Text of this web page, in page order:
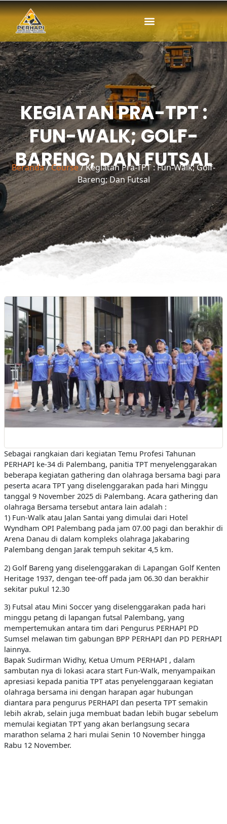
Lewati
ke
konten
KEGIATAN PRA-TPT :
FUN-WALK; GOLF-
BARENG; DAN FUTSAL
Beranda/Course/ Kegiatan Pra-TPT : Fun-Walk; Golf-
Bareng; Dan Futsal
Kegiatan Pra-TPT : Fun-Walk;
Golf-Bareng; Dan Futsal
Sebagai rangkaian dari kegiatan Temu Profesi Tahunan
PERHAPI ke-34 di Palembang, panitia TPT menyelenggarakan
beberapa kegiatan gathering dan olahraga bersama bagi para
peserta acara TPT yang diselenggarakan pada hari Minggu
tanggal 9 November 2025 di Palembang. Acara gathering dan
olahraga Bersama tersebut antara lain adalah :
1) Fun-Walk atau Jalan Santai yang dimulai dari Hotel
Wyndham OPI Palembang pada jam 07.00 pagi dan berakhir di
Arena Danau di dalam kompleks olahraga Jakabaring
Palembang dengan Jarak tempuh sekitar 4,5 km.
2) Golf Bareng yang diselenggarakan di Lapangan Golf Kenten
Heritage 1937, dengan tee-off pada jam 06.30 dan berakhir
sekitar pukul 12.30
3) Futsal atau Mini Soccer yang diselenggarakan pada hari
minggu petang di lapangan futsal Palembang, yang
mempertemukan antara tim dari Pengurus PERHAPI PD
Sumsel melawan tim gabungan BPP PERHAPI dan PD PERHAPI
lainnya.
Bapak Sudirman Widhy, Ketua Umum PERHAPI , dalam
sambutan nya di lokasi acara start Fun-Walk, menyampaikan
apresiasi kepada panitia TPT atas penyelenggaraan kegiatan
olahraga bersama ini dengan harapan agar hubungan
diantara para pengurus PERHAPI dan peserta TPT semakin
lebih akrab, selain juga membuat badan lebih bugar sebelum
memulai kegiatan TPT yang akan berlangsung secara
marathon selama 2 hari mulai Senin 10 November hingga
Rabu 12 November.